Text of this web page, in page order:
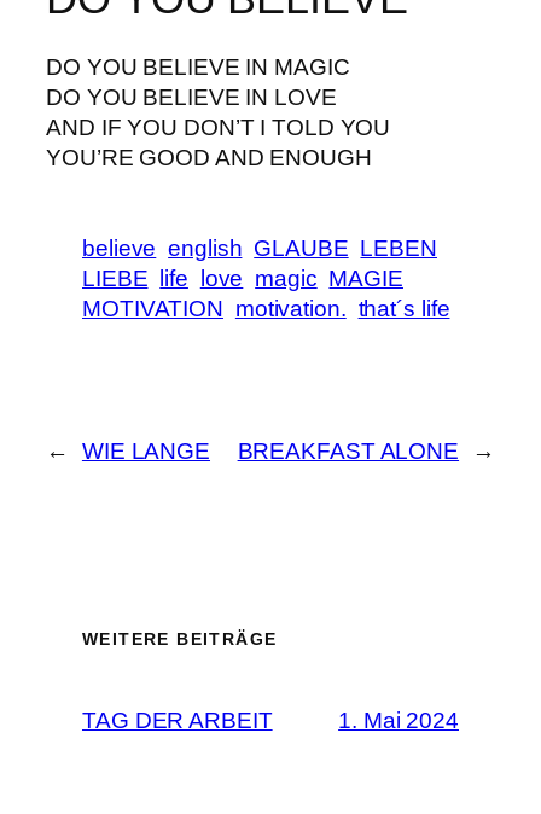
DO YOU BELIEVE IN MAGIC
DO YOU BELIEVE IN LOVE
AND IF YOU DON’T I TOLD YOU
YOU’RE GOOD AND ENOUGH
believe english GLAUBE LEBEN
LIEBE
life love magic MAGIE
MOTIVATION motivation. that´s life
← WIE LANGE BREAKFAST ALONE →
WEITERE BEITRÄGE
TAG DER ARBEIT 1. Mai 2024